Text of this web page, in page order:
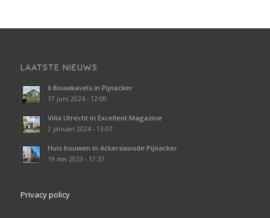
LAATSTE NIEUWS
6 Bouwkavels in Pijnacker
17 juni 2024 - 12:00
Villa Utrecht in Excellent Magazine
2 januari 2024 - 13:07
Huis bouwen in Ackerswoude Pijnacker
19 mei 2023 - 17:37
Privacy policy